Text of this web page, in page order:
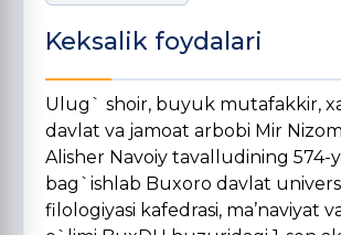
Keksalik foydalari
Ulug` shoir, buyuk mutafakkir,
davlat va jamoat arbobi Mir
Alisher Navoiy tavalludining 574-
bag`ishlab Buxoro davlat
filologiyasi kafedrasi, ma’naviyat